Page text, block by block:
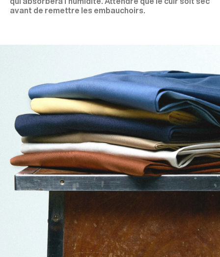
avant de remettre les embauchoirs.